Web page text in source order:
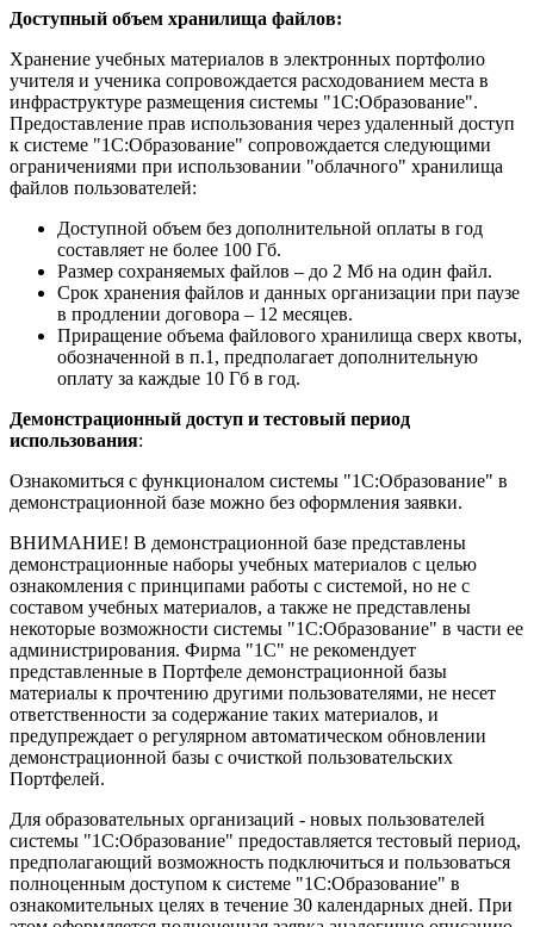
Доступный объем хранилища файлов:
Хранение учебных материалов в электронных портфолио
учителя и ученика сопровождается расходованием места в
инфраструктуре размещения системы "1С:Образование".
Предоставление прав использования через удаленный доступ
к системе "1С:Образование" сопровождается следующими
ограничениями при использовании "облачного" хранилища
файлов пользователей:
Доступной объем без дополнительной оплаты в год
составляет не более 100 Гб.
Размер сохраняемых файлов – до 2 Мб на один файл.
Срок хранения файлов и данных организации при паузе
в продлении договора – 12 месяцев.
Приращение объема файлового хранилища сверх квоты,
обозначенной в п.1, предполагает дополнительную
оплату за каждые 10 Гб в год.
Демонстрационный доступ и тестовый период
использования:
Ознакомиться с функционалом системы "1С:Образование" в
демонстрационной базе можно без оформления заявки.
ВНИМАНИЕ! В демонстрационной базе представлены
демонстрационные наборы учебных материалов с целью
ознакомления с принципами работы с системой, но не с
составом учебных материалов, а также не представлены
некоторые возможности системы "1С:Образование" в части ее
администрирования. Фирма "1С" не рекомендует
представленные в Портфеле демонстрационной базы
материалы к прочтению другими пользователями, не несет
ответственности за содержание таких материалов, и
предупреждает о регулярном автоматическом обновлении
демонстрационной базы с очисткой пользовательских
Портфелей.
Для образовательных организаций - новых пользователей
системы "1С:Образование" предоставляется тестовый период,
предполагающий возможность подключиться и пользоваться
полноценным доступом к системе "1С:Образование" в
ознакомительных целях в течение 30 календарных дней. При